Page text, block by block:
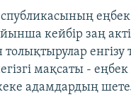
кейбір заң
толықтырулар енгізу
мақсаты -
адамдардың